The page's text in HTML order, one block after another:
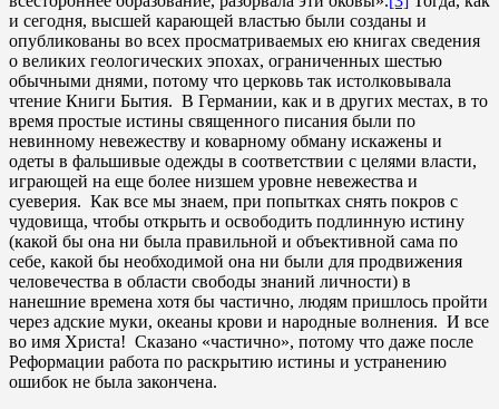
и сегодня, высшей карающей властью были созданы и
опубликованы во всех просматриваемых ею книгах сведения
о великих геологических эпохах, ограниченных шестью
обычными днями, потому что церковь так истолковывала
чтение Книги Бытия. В Германии, как и в других местах, в то
время простые истины священного писания были по
невинному невежеству и коварному обману искажены и
одеты в фальшивые одежды в соответствии с целями власти,
играющей на еще более низшем уровне невежества и
суеверия. Как все мы знаем, при попытках снять покров с
чудовища, чтобы открыть и освободить подлинную истину
(какой бы она ни была правильной и объективной сама по
себе, какой бы необходимой она ни были для продвижения
человечества в области свободы знаний личности) в
нанешние времена хотя бы частично, людям пришлось пройти
через адские муки, океаны крови и народные волнения. И все
во имя Христа! Сказано «частично», потому что даже после
Реформации работа по раскрытию истины и устранению
ошибок не была закончена.